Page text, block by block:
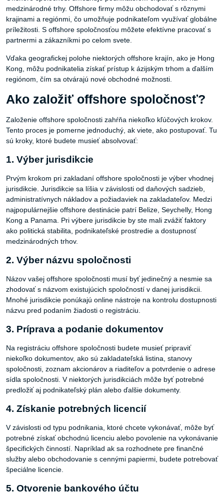
medzinárodné trhy. Offshore firmy môžu obchodovať s rôznymi
krajinami a regiónmi, čo umožňuje podnikateľom využívať globálne
príležitosti. S offshore spoločnosťou môžete efektívne pracovať s
partnermi a zákazníkmi po celom svete.
Vďaka geografickej polohe niektorých offshore krajín, ako je Hong
Kong, môžu podnikatelia získať prístup k ázijským trhom a ďalším
regiónom, čím sa otvárajú nové obchodné možnosti.
Ako založiť offshore spoločnosť?
Založenie offshore spoločnosti zahŕňa niekoľko kľúčových krokov.
Tento proces je pomerne jednoduchý, ak viete, ako postupovať. Tu
sú kroky, ktoré budete musieť absolvovať:
1. Výber jurisdikcie
Prvým krokom pri zakladaní offshore spoločnosti je výber vhodnej
jurisdikcie. Jurisdikcie sa líšia v závislosti od daňových sadzieb,
administratívnych nákladov a požiadaviek na zakladateľov. Medzi
najpopulárnejšie offshore destinácie patrí Belize, Seychelly, Hong
Kong a Panama. Pri výbere jurisdikcie by ste mali zvážiť faktory
ako politická stabilita, podnikateľské prostredie a dostupnosť
medzinárodných trhov.
2. Výber názvu spoločnosti
Názov vašej offshore spoločnosti musí byť jedinečný a nesmie sa
zhodovať s názvom existujúcich spoločností v danej jurisdikcii.
Mnohé jurisdikcie ponúkajú online nástroje na kontrolu dostupnosti
názvu pred podaním žiadosti o registráciu.
3. Príprava a podanie dokumentov
Na registráciu offshore spoločnosti budete musieť pripraviť
niekoľko dokumentov, ako sú zakladateľská listina, stanovy
spoločnosti, zoznam akcionárov a riaditeľov a potvrdenie o adrese
sídla spoločnosti. V niektorých jurisdikciách môže byť potrebné
predložiť aj podnikateľský plán alebo ďalšie dokumenty.
4. Získanie potrebných licencií
V závislosti od typu podnikania, ktoré chcete vykonávať, môže byť
potrebné získať obchodnú licenciu alebo povolenie na vykonávanie
špecifických činností. Napríklad ak sa rozhodnete pre finančné
služby alebo obchodovanie s cennými papiermi, budete potrebovať
špeciálne licencie.
5. Otvorenie bankového účtu